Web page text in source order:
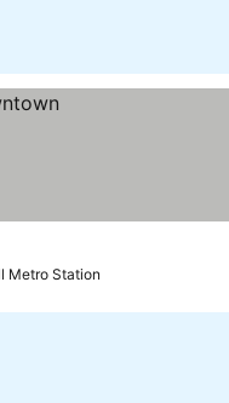
Metro Station